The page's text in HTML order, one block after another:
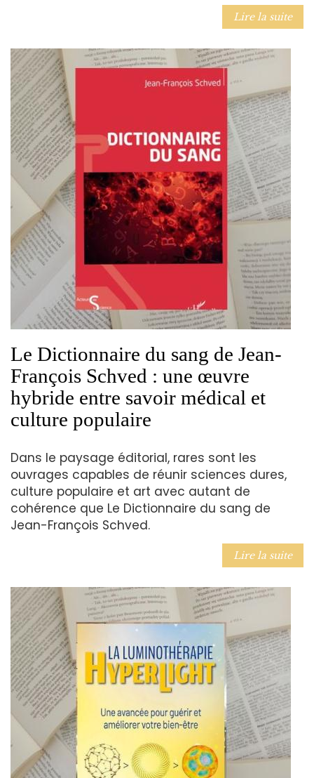
Lire la suite
Le Dictionnaire du sang de Jean-
François Schved : une œuvre
hybride entre savoir médical et
culture populaire
Dans le paysage éditorial, rares sont les
ouvrages capables de réunir sciences dures,
culture populaire et art avec autant de
cohérence que Le Dictionnaire du sang de
Jean-François Schved.
Lire la suite